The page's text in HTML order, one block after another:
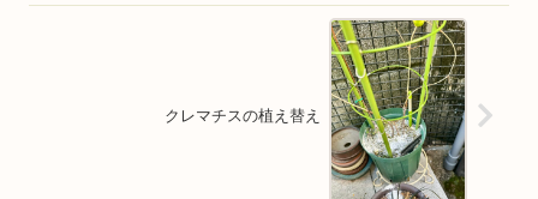
クレマチスの植え替え